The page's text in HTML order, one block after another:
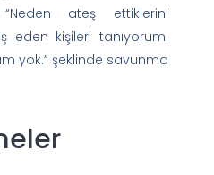
ateş ettiklerini
eden kişileri tanıyorum.
yok.” şeklinde savunma